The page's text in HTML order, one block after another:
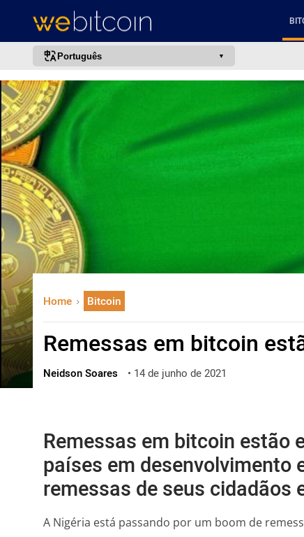
Português
português (BR)
english
deutsch
日本語
中文
русский
العربية
ไทย
ქართული
Home Bitcoin
Remessas em bitcoin
Neidson Soares • 14 de junho de 2021
Remessas em bitcoin estão
países em desenvolvimento
remessas de seus cidadãos
A Nigéria está passando por um boom de